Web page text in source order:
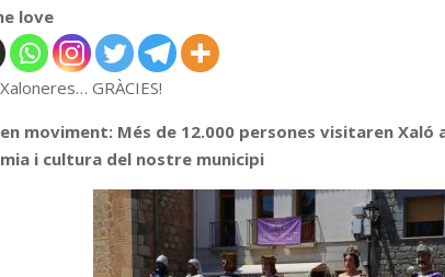
love
GRÀCIES!
moviment: Més de 12.000 persones visitaren
i cultura del nostre municipi